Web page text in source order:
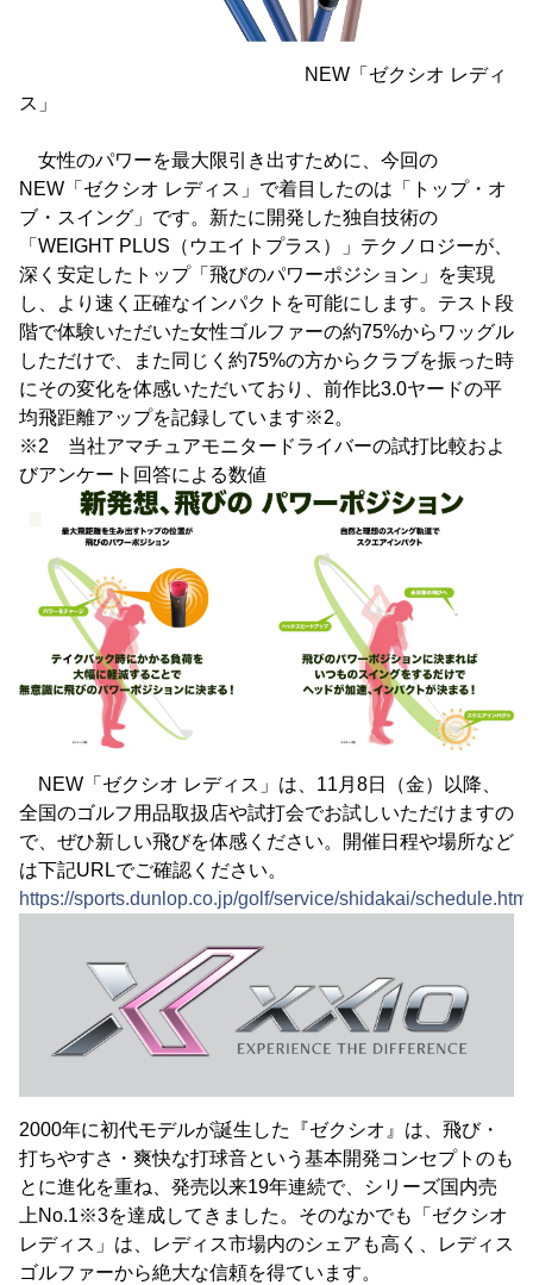
NEW「ゼクシオ レディ
ス」
女性のパワーを最大限引き出すために、今回の
NEW「ゼクシオ レディス」で着目したのは「トップ・オ
ブ・スイング」です。新たに開発した独自技術の
「WEIGHT PLUS（ウエイトプラス）」テクノロジーが、
深く安定したトップ「飛びのパワーポジション」を実現
し、より速く正確なインパクトを可能にします。テスト段
階で体験いただいた女性ゴルファーの約75%からワッグル
しただけで、また同じく約75%の方からクラブを振った時
にその変化を体感いただいており、前作比3.0ヤードの平
均飛距離アップを記録しています※2。
※2 当社アマチュアモニタードライバーの試打比較およ
びアンケート回答による数値
NEW「ゼクシオ レディス」は、11月8日（金）以降、
全国のゴルフ用品取扱店や試打会でお試しいただけますの
で、ぜひ新しい飛びを体感ください。開催日程や場所など
は下記URLでご確認ください。
https://sports.dunlop.co.jp/golf/service/shidakai/schedule.html
2000年に初代モデルが誕生した『ゼクシオ』は、飛び・
打ちやすさ・爽快な打球音という基本開発コンセプトのも
とに進化を重ね、発売以来19年連続で、シリーズ国内売
上No.1※3を達成してきました。そのなかでも「ゼクシオ
レディス」は、レディス市場内のシェアも高く、レディス
ゴルファーから絶大な信頼を得ています。